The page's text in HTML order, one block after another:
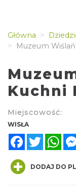
Główna
Muzeum
Kuchni
Miejscowość:
WISŁA
FacebookTwitter
DODAJ DO